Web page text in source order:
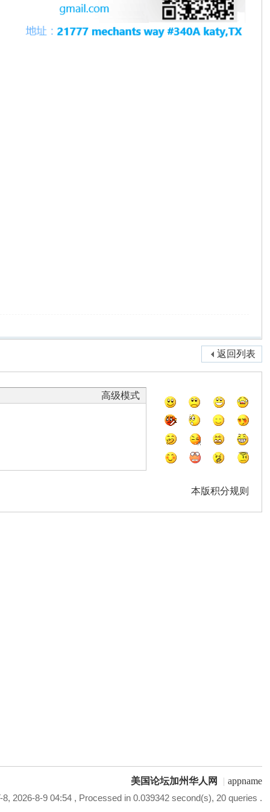
返回列表
高级模式
本版积分规则
美国论坛加州华人网 | appname
8, 2026-8-9 04:54, Processed in 0.039342 second(s), 20 queries .